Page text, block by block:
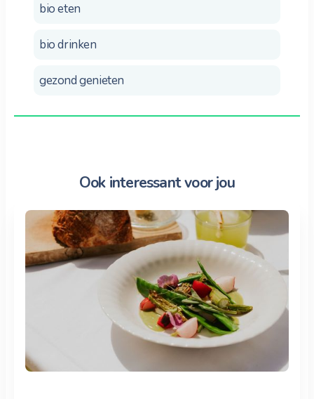
bio eten
bio drinken
gezond genieten
Ook interessant voor jou